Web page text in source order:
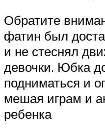
Обратите
фатин был
и не стеснял
девочки. Юбка
подниматься и
мешая играм и
ребенка